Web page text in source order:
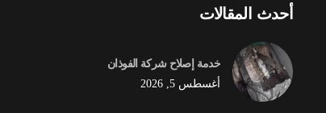
أحدث المقالات
خدمة إصلاح شركة الفوذان
أغسطس 5, 2026